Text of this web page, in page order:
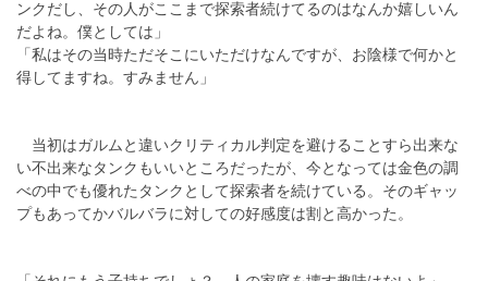
ンクだし、その人がここまで探索者続けてるのはなんか嬉しいん
だよね。僕としては」
「私はその当時ただそこにいただけなんですが、お陰様で何かと
得してますね。すみません」
当初はガルムと違いクリティカル判定を避けることすら出来な
い不出来なタンクもいいところだったが、今となっては金色の調
べの中でも優れたタンクとして探索者を続けている。そのギャッ
プもあってかバルバラに対しての好感度は割と高かった。